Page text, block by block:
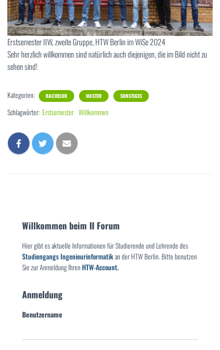
Erstsemester IIW, zweite Gruppe, HTW Berlin im WiSe 2024
Sehr herzlich willkommen sind natürlich auch diejenigen, die im Bild nicht zu
sehen sind!
Kategorien: BACHELOR MASTER SONSTIGES
Schlagwörter: Erstsemester Willkommen
Willkommen beim II Forum
Hier gibt es aktuelle Informationen für Studierende und Lehrende des
Studiengangs Ingenieurinformatikan der HTW Berlin. Bitte benutzen
Sie zur Anmeldung IhrenHTW-Account.
Anmeldung
Benutzername